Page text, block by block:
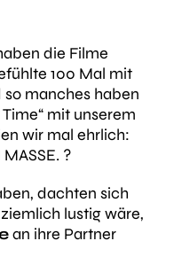
die Filme
100 Mal mit
so manches haben
mit unserem
wir mal ehrlich:
?
dachten sich
lustig wäre,
an ihre Partner